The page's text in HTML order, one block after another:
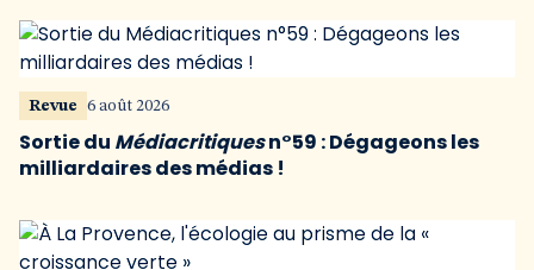
Revue 6 août 2026
Sortie du Médiacritiquesn°59 : Dégageons les
milliardaires des médias !